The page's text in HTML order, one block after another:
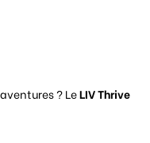
? LeLIV Thrive